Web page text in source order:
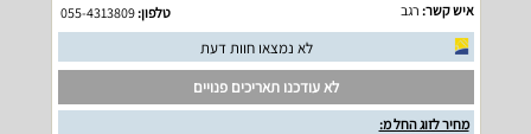
איש קשר: רגב טלפון:055-4313809
לא נמצאו חוות דעת
לא עודכנו תאריכים פנויים
מחיר לזוג החל מ: